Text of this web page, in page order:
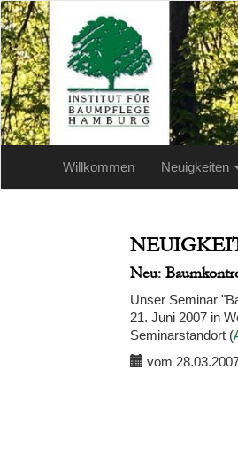
Willkommen Neuigkeiten
Neu:
Unser Seminar
21. Juni 2007 in
Seminarstandort (
vom